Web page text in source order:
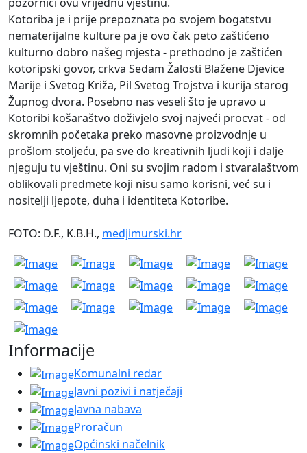
Kotoriba je i prije prepoznata po svojem bogatstvu
nematerijalne kulture pa je ovo čak peto zaštićeno
kulturno dobro našeg mjesta - prethodno je zaštićen
kotoripski govor, crkva Sedam Žalosti Blažene Djevice
Marije i Svetog Križa, Pil Svetog Trojstva i kurija starog
Župnog dvora. Posebno nas veseli što je upravo u
Kotoribi košaraštvo doživjelo svoj najveći procvat - od
skromnih početaka preko masovne proizvodnje u
prošlom stoljeću, pa sve do kreativnih ljudi koji i dalje
njeguju tu vještinu. Oni su svojim radom i stvaralaštvom
oblikovali predmete koji nisu samo korisni, već su i
nositelji ljepote, duha i identiteta Kotoribe.
FOTO: D.F., K.B.H., medjimurski.hr
Informacije
Komunalni redar
Javni pozivi i natječaji
Javna nabava
Proračun
Općinski načelnik